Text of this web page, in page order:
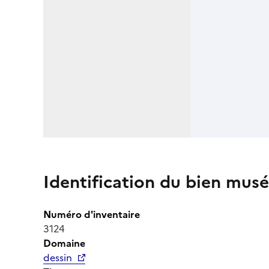
Identification du bien
Numéro d'inventaire
3124
Domaine
dessin